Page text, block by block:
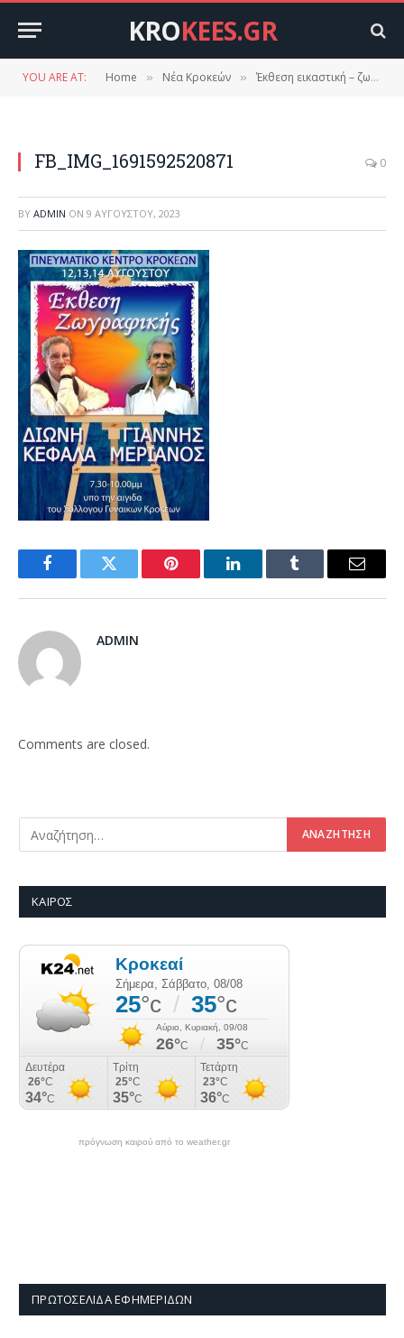
KROKEES.GR
YOU ARE AT: Home » Νέα Κροκεών » Έκθεση εικαστική – ζωγραφικής στις Κροκεές.
FB_IMG_1691592520871 0
BY ADMIN ON 9 ΑΥΓΟΎΣΤΟΥ, 2023
FacebookTwitter Pinterest LinkedInTumblr Email
ADMIN
Comments are closed.
ΚΑΙΡΌΣ
πρόγνωση καιρού από το weather.gr
ΠΡΩΤΟΣΈΛΙΔΑ ΕΦΗΜΕΡΊΔΩΝ